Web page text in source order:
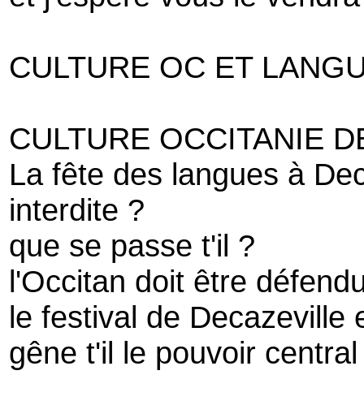
CULTURE OC ET
CULTURE OCCITANIE
La fête des langues à
interdite ?
que se passe t'il ?
l'Occitan doit être
le festival de Decazeville
gêne t'il le pouvoir